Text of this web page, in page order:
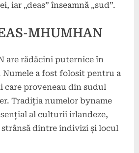
iar „deas” înseamnă „sud”.
MHUMHAN
are rădăcini puternice în
a fost folosit pentru a
care proveneau din sudul
Tradiția numelor byname
al culturii irlandeze,
dintre indivizi și locul